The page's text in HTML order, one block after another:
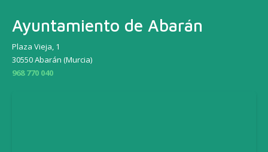
Ayuntamiento de Abarán
Plaza Vieja, 1
30550 Abarán (Murcia)
968 770 040